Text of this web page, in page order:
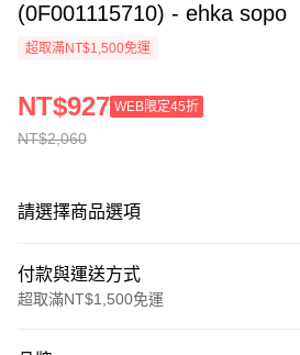
(0F001115710) - ehka sopo
超取滿NT$1,500免運
NT$2,060
NT$927 WEB限定45折
請選擇商品選項
付款與運送方式
超取滿NT$1,500免運